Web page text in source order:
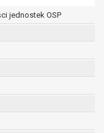
jednostek OSP